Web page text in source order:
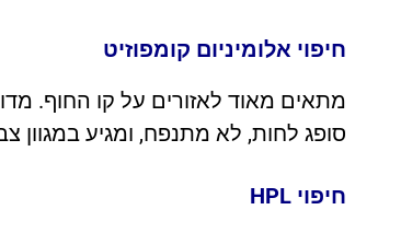
חיפוי אלומיניום קומפוזיט
מתאים מאוד לאזורים על קו החוף.
סופג לחות, לא מתנפח, ומגיע במגוון
חיפוי HPL